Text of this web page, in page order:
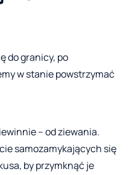
do granicy, po
w stanie powstrzymać
– od ziewania.
samozamykających się
by przymknąć je